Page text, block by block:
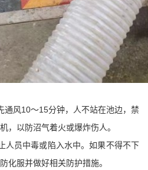
风10～15分钟，人不站在池边，禁
，以防沼气着火或爆炸伤人。
员中毒或陷入水中。如果不得不下
化服并做好相关防护措施。